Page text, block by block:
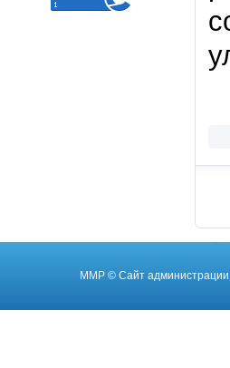
ММР © Cайт